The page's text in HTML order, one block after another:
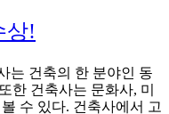
상!
는 건축의 한 분야인 동
한 건축사는 문화사, 미
수 있다. 건축사에서 고